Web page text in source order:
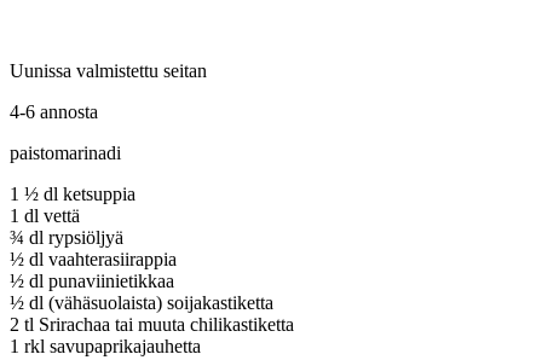
Uunissa valmistettu seitan
4-6 annosta
paistomarinadi
1 ½ dl ketsuppia
1 dl vettä
¾ dl rypsiöljyä
½ dl vaahterasiirappia
½ dl punaviinietikkaa
½ dl (vähäsuolaista) soijakastiketta
2 tl Srirachaa tai muuta chilikastiketta
1 rkl savupaprikajauhetta